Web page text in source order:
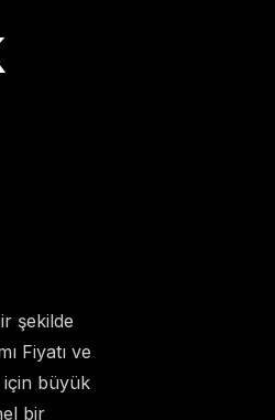
şekilde
Fiyatı ve
için büyük
bir